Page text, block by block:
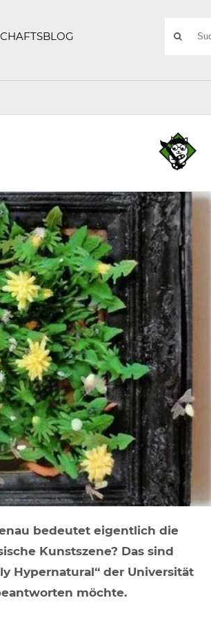
SUCHE
bedeutet eigentlich die
Kunstszene? Das sind
Hypernatural“ der Universität
möchte.